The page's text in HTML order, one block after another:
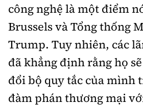
công nghệ là một điểm
Brussels và Tổng thống
Trump. Tuy nhiên, các
đã khẳng định rằng họ
đổi bộ quy tắc của mình
đàm phán thương mại